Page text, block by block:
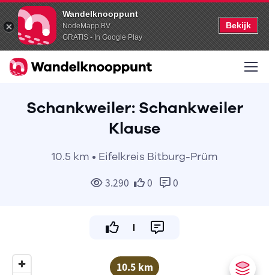
Wandelknooppunt
NodeMapp BV
GRATIS - In Google Play
Bekijk
Schankweiler: Schankweiler
Klause
10.5 km • Eifelkreis Bitburg-Prüm
3.290 0 0
10.5 km